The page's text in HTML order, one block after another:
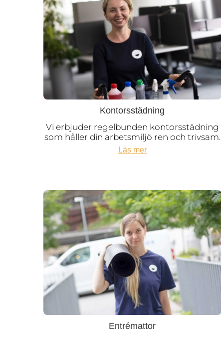
Kontorsstädning
Vi erbjuder regelbunden kontorsstädning
som håller din arbetsmiljö ren och trivsam.
Läs mer
Entrémattor